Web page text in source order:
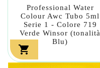
Professional Water
Colour Awc Tubo 5ml
Serie 1 - Colore 719
Verde Winsor (tonalità
Blu)
